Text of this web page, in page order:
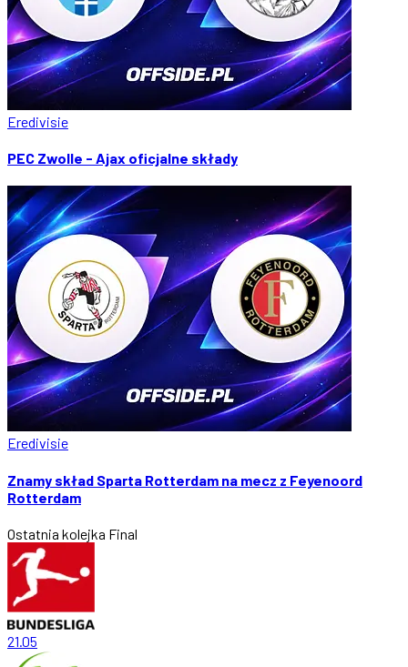
Eredivisie
PEC Zwolle - Ajax oficjalne składy
Eredivisie
Znamy skład Sparta Rotterdam na mecz z Feyenoord
Rotterdam
Ostatnia kolejka Final
21.05